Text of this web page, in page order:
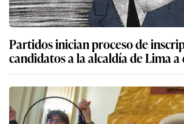
Partidos inician proceso de
candidatos a la alcaldía de Lima